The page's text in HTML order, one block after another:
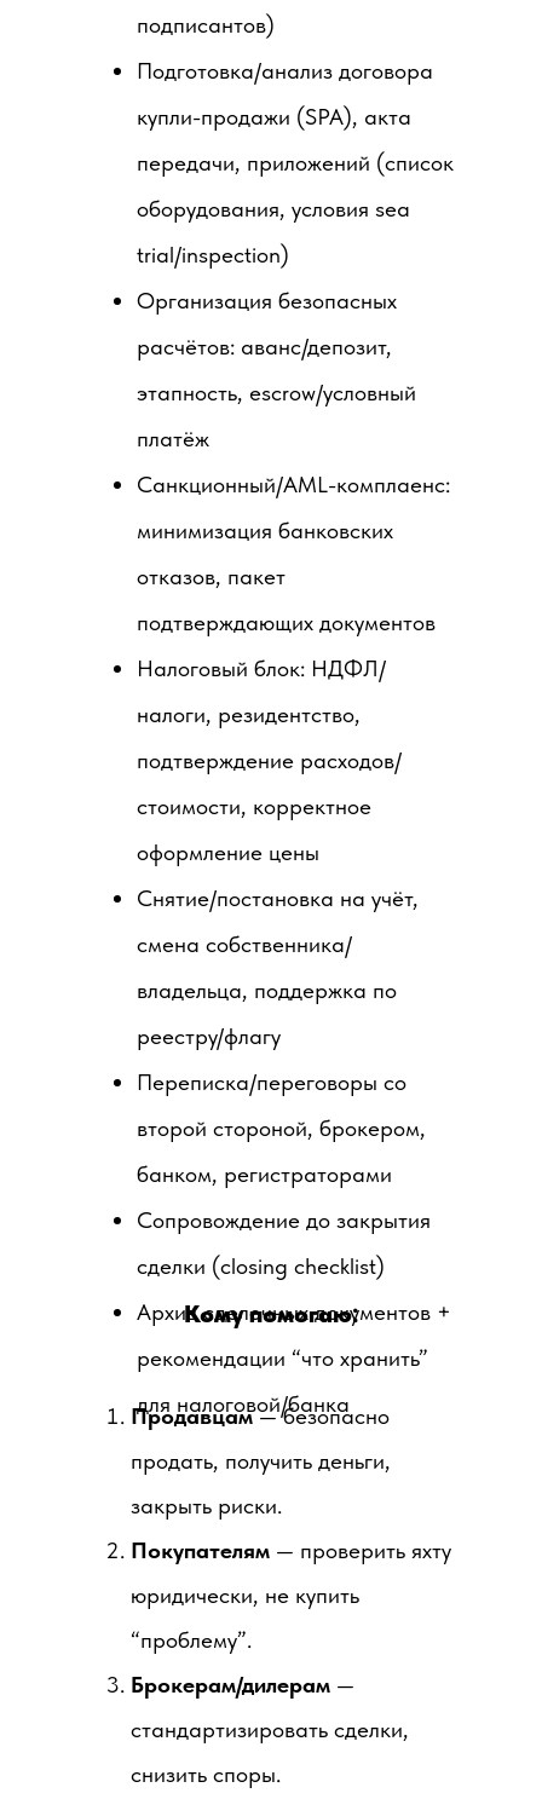
подписантов)
Подготовка/анализ договора
купли-продажи (SPA), акта
передачи, приложений (список
оборудования, условия sea
trial/inspection)
Организация безопасных
расчётов: аванс/депозит,
этапность, escrow/условный
платёж
Санкционный/AML-комплаенс:
минимизация банковских
отказов, пакет
подтверждающих документов
Налоговый блок: НДФЛ/
налоги, резидентство,
подтверждение расходов/
стоимости, корректное
оформление цены
Снятие/постановка на учёт,
смена собственника/
владельца, поддержка по
реестру/флагу
Переписка/переговоры со
второй стороной, брокером,
банком, регистраторами
Сопровождение до закрытия
сделки (closing checklist)
Архив сделочных документов +
рекомендации “что хранить”
для налоговой/банка
Кому помогаю:
Продавцам— безопасно
продать, получить деньги,
закрыть риски.
Покупателям — проверить яхту
юридически, не купить
“проблему”.
Брокерам/дилерам —
стандартизировать сделки,
снизить споры.